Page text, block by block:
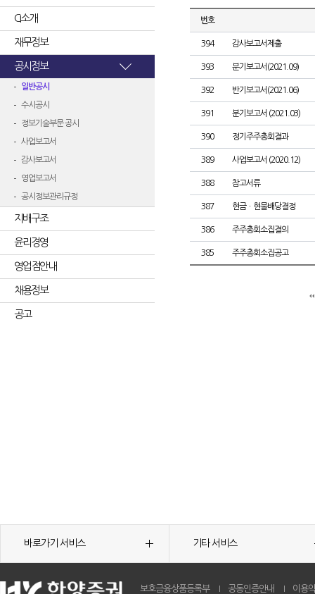
CI소개
재무정보
공시정보
일반공시
수시공시
정보기술부문 공시
사업보고서
감사보고서
영업보고서
공시정보관리규정
지배구조
윤리경영
영업점안내
채용정보
공고
번호
394 감사보고서제출
393 분기보고서(2021.09)
392 반기보고서(2021.06)
391 분기보고서 (2021.03)
390 정기주주총회결과
389 사업보고서 (2020.12)
388 참고서류
387 현금ㆍ현물배당결정
386 주주총회소집결의
385 주주총회소집공고
바로가기 서비스 기타 서비스
보호금융상품등록부 공동인증안내 이용